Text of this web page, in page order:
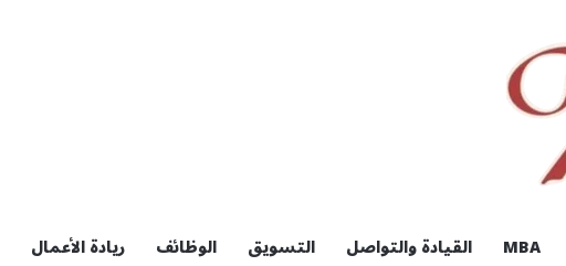
MBA القيادة والتواصل التسويق الوظائف ريادة الأعمال